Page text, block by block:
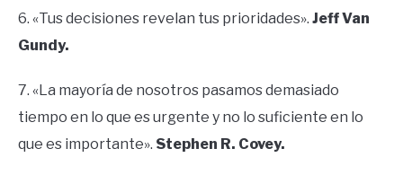
6. «Tus decisiones revelan tus prioridades». Jeff Van
Gundy.
7. «La mayoría de nosotros pasamos demasiado
tiempo en lo que es urgente y no lo suficiente en lo
que es importante». Stephen R. Covey.